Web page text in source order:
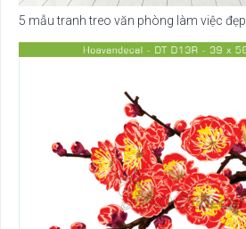
5 mẫu tranh treo văn phòng làm việc đẹp